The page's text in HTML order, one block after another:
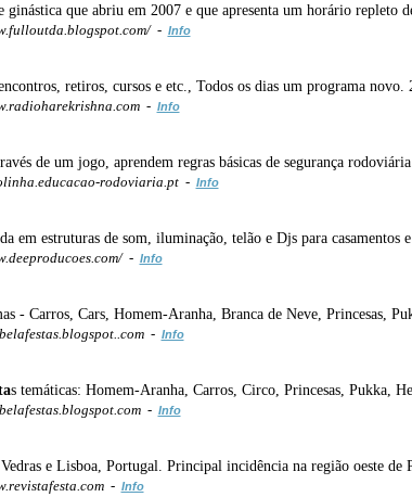
ginástica que abriu em 2007 e que apresenta um horário repleto
- Info
retiros, cursos e etc., Todos os dias um programa novo.
- Info
de um jogo, aprendem regras básicas de segurança rodoviária.
rodoviaria.pt - Info
em estruturas de som, iluminação, telão e Djs para casamentos
- Info
- Carros, Cars, Homem-Aranha, Branca de Neve, Princesas,
- Info
s temáticas: Homem-Aranha, Carros, Circo, Princesas, Pukka,
- Info
e Lisboa, Portugal. Principal incidência na região oeste
- Info